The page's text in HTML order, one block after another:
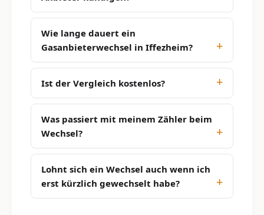
Wie lange dauert ein
Gasanbieterwechsel in Iffezheim?
Ist der Vergleich kostenlos?
Was passiert mit meinem Zähler beim
Wechsel?
Lohnt sich ein Wechsel auch wenn ich
erst kürzlich gewechselt habe?